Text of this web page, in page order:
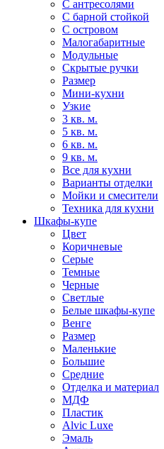
С антресолями
С барной стойкой
С островом
Малогабаритные
Модульные
Скрытые ручки
Размер
Мини-кухни
Узкие
3 кв. м.
5 кв. м.
6 кв. м.
9 кв. м.
Все для кухни
Варианты отделки
Мойки и смесители
Техника для кухни
Шкафы-купе
Цвет
Коричневые
Серые
Темные
Черные
Светлые
Белые шкафы-купе
Венге
Размер
Маленькие
Большие
Средние
Отделка и материал
МДФ
Пластик
Alvic Luxe
Эмаль